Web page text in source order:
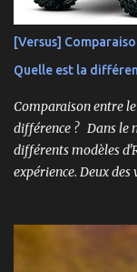
communauté RC.
complète et prête à
châssis presque
moteur, ni servo, ni
[Versus]
Quelle est la
Comparaison entre
différence ? Dans le
différents modèles
expérience. Deux des
différentes. Cet
différences entre le